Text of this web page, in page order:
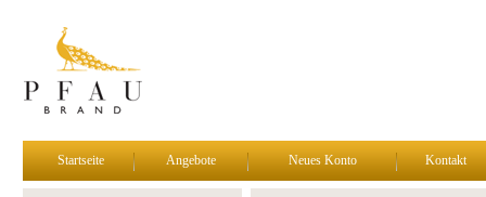
Startseite Angebote Neues Konto Kontakt